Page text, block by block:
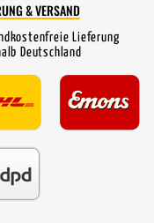
& VERSAND
Lieferung
Deutschland